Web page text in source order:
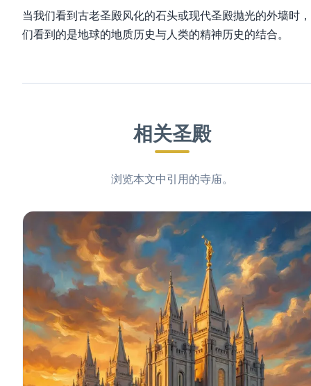
当我们看到古老圣殿风化的石头或现代圣殿抛光的外墙时
们看到的是地球的地质历史与人类的精神历史的结合。
相关圣殿
浏览本文中引用的寺庙。